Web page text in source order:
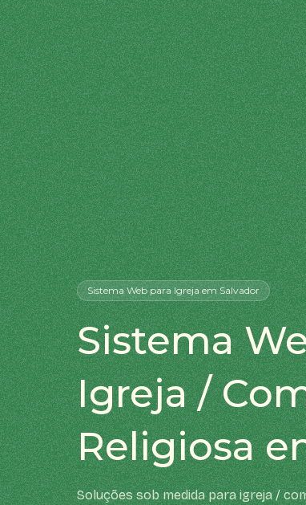
Sistema Webpara Igrejaem Salvador
Sistema
Igreja /
Religiosa
Soluções sob medida para igreja /